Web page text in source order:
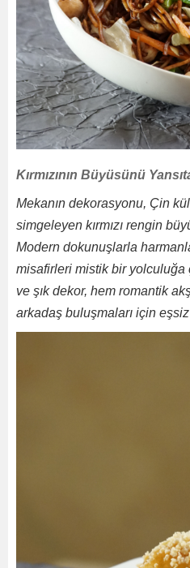
Kırmızının Büyüsünü
Mekanın dekorasyonu, Çin
simgeleyen kırmızı rengin
Modern dokunuşlarla
misafirleri mistik bir yolculuğa
ve şık dekor, hem romantik
arkadaş buluşmaları için